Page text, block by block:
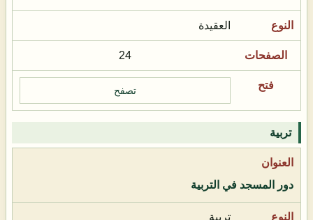
العقيدة
24
تصفح
تربية
دور المسجد في التربية
تربية